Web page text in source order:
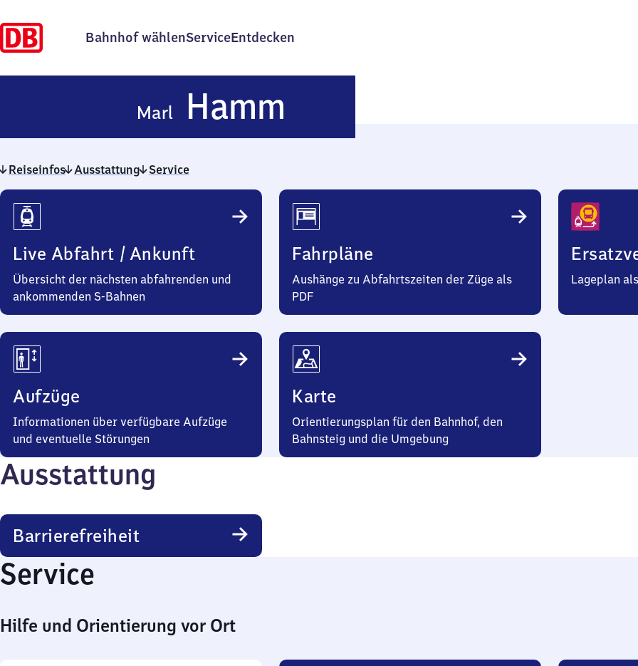
Bahnhof wählenServiceEntdecken
Marl Hamm
Hamm
Reiseinfos Ausstattung Service
Reiseinfos
Live Abfahrt / Ankunft
Übersicht der nächsten abfahrenden und
ankommenden S-Bahnen
Fahrpläne
Aushänge zu Abfahrtszeiten der Züge als
PDF
Lageplan
Aufzüge
Informationen über verfügbare Aufzüge
und eventuelle Störungen
Karte
Orientierungsplan für den Bahnhof, den
Bahnsteig und die Umgebung
Ausstattung
Barrierefreiheit
Service
Hilfe und Orientierung vor Ort